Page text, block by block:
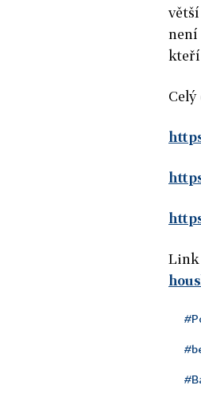
větší
není
kteří
Link